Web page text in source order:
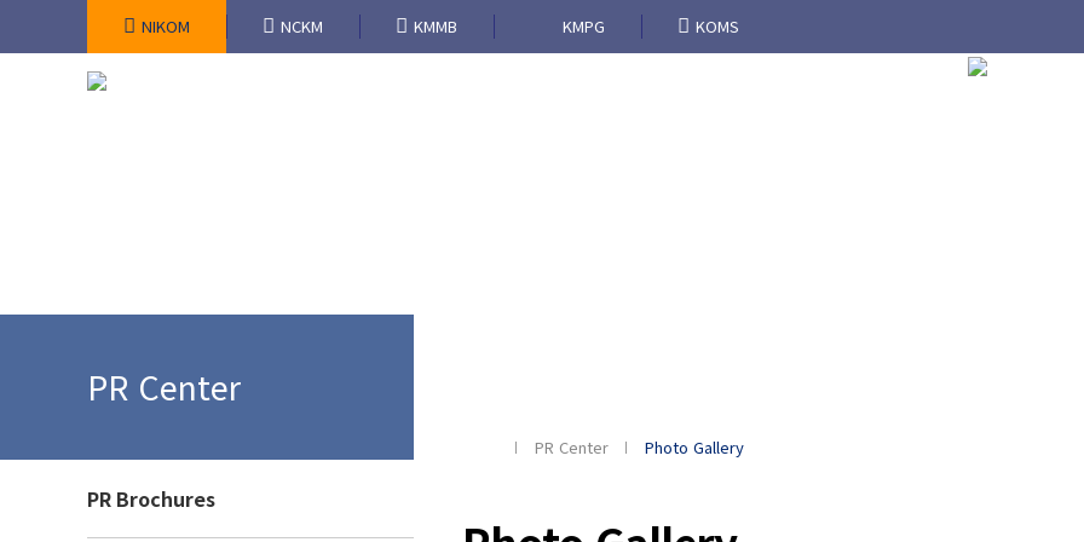
NIKOM NCKM KMMB KMPG KOMS
PR Center
PR Brochures
PR Center Photo Gallery